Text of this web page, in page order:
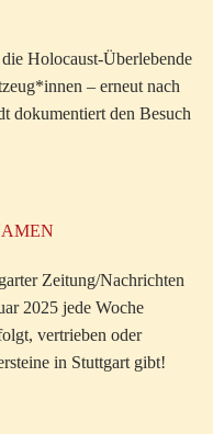
Holocaust-Überlebende
– erneut nach
dokumentiert den Besuch
Zeitung/Nachrichten
2025 jede Woche
vertrieben oder
in Stuttgart gibt!